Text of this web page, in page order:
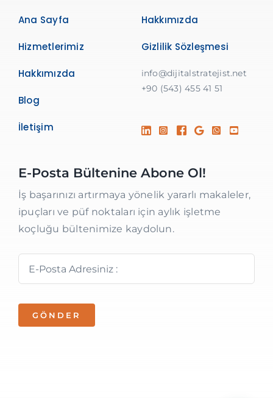
Ana Sayfa
Hizmetlerimiz
Hakkımızda
Blog
İletişim
Hakkımızda
Gizlilik Sözleşmesi
info@dijitalstratejist.net
+90 (543) 455 41 51
E-Posta Bültenine Abone Ol!
İş başarınızı artırmaya yönelik yararlı makaleler,
ipuçları ve püf noktaları için aylık işletme
koçluğu bültenimize kaydolun.
GÖNDER